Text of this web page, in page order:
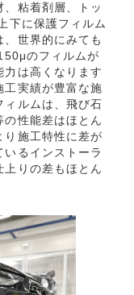
粘着剤層、トッ
下に保護フィルム
世界的にみても
のフィルムが
は高くなります
工実績が豊富な施
ィルムは、飛び石
性能差はほとん
り施工特性に差が
るインストーラ
上りの差もほとん